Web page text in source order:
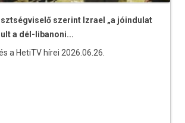
szerint Izrael „a jóindulat
a dél-libanoni...
a HetiTV hírei 2026.06.26.